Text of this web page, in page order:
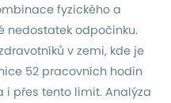
fyzického a
nedostatek odpočinku.
v zemi, kde je
52 pracovních hodin
i přes tento limit. Analýza